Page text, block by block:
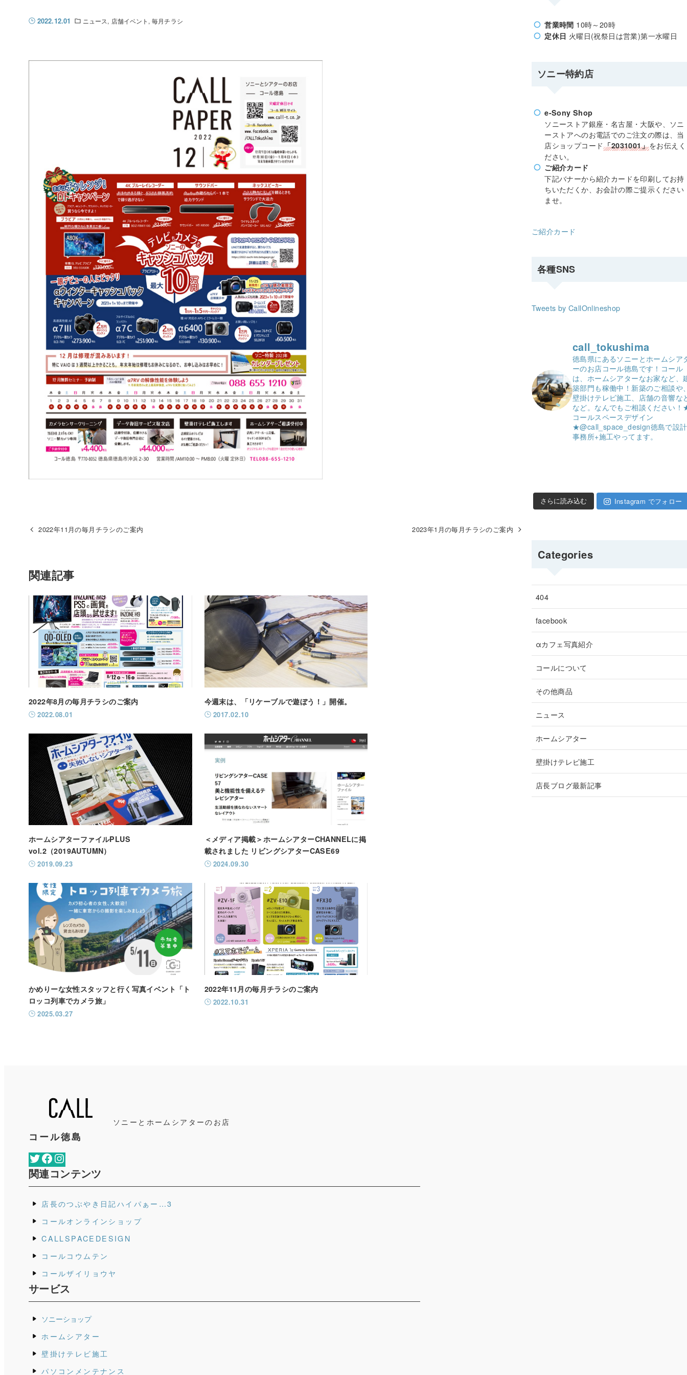
2022.12.01 ニュース 店舗イベント 毎月チラシ
2022年11月の毎月チラシのご案内 2023年1月の毎月チラシのご案内
関連記事
2022年8月の毎月チラシのご案内
2022.08.01
今週末は、「リケーブルで遊ぼう！」開催。
2017.02.10
ホームシアターファイルPLUS
vol.2（2019AUTUMN）
2019.09.23
＜メディア掲載＞ホームシアターCHANNELに掲
載されました リビングシアターCASE69
2024.09.30
かめりーな女性スタッフと行く写真イベント「ト
ロッコ列車でカメラ旅」
2025.03.27
2022年11月の毎月チラシのご案内
2022.10.31
営業時間 10時～20時
定休日 火曜日(祝祭日は営業)第一水曜日
ソニー特約店
e-Sony Shop
ソニーストア銀座・名古屋・大阪や、ソニ
ーストアへのお電話でのご注文の際は、当
店ショップコード「2031001」をお伝えく
ださい。
ご紹介カード
下記バナーから紹介カードを印刷してお持
ちいただくか、お会計の際ご提示ください
ませ。
ご紹介カード
各種SNS
Tweets by CallOnlineshop
call_tokushima
徳島県にあるソニーとホームシア
ーのお店コール徳島です！ コール
は、ホームシアターなお家など、
築部門も稼働中！ 新築のご相談や
壁掛けテレビ施工、店舗の音響な
など。 なんでもご相談ください！
コールスペースデザイン
★@call_space_design徳島で設計
事務所+施工やってます。
さらに読み込む Instagram でフォロー
Categories
404
facebook
αカフェ写真紹介
コールについて
その他商品
ニュース
ホームシアター
壁掛けテレビ施工
店長ブログ最新記事
ソニーと ホームシアターのお店
コール徳島
TwitterFacebook
関連コンテンツ
店長のつぶやき日記ハイパぁー…3
コールオンラインショップ
CALLSPACEDESIGN
コールコウムテン
コールザイリョウヤ
サービス
ソニーショップ
ホームシアター
壁掛けテレビ施工
パソコンメンテナンス